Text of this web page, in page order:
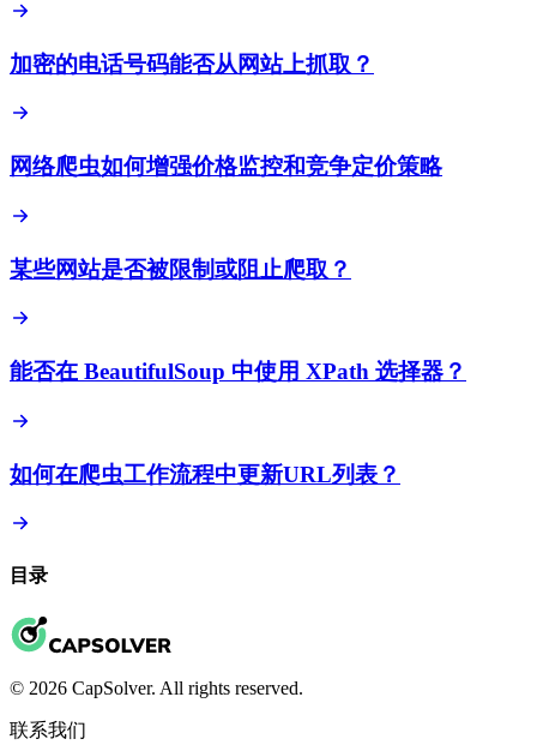
加密的电话号码能否从网站上抓取？
网络爬虫如何增强价格监控和竞争定价策略
某些网站是否被限制或阻止爬取？
能否在 BeautifulSoup 中使用 XPath 选择器？
如何在爬虫工作流程中更新URL列表？
目录
© 2026 CapSolver. All rights reserved.
联系我们